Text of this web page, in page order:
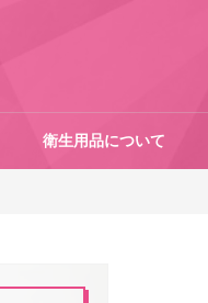
衛生用品について